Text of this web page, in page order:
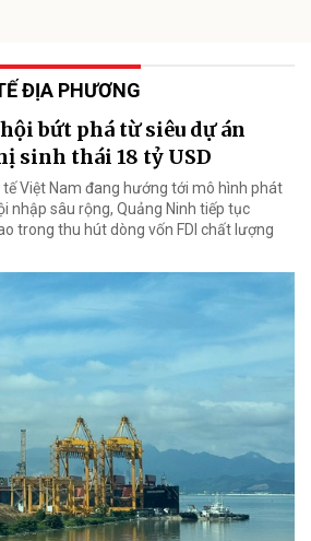
ĐỊA PHƯƠNG
bứt phá từ siêu dự án
sinh thái 18 tỷ USD
Việt Nam đang hướng tới mô hình phát
nhập sâu rộng, Quảng Ninh tiếp tục
trong thu hút dòng vốn FDI chất lượng